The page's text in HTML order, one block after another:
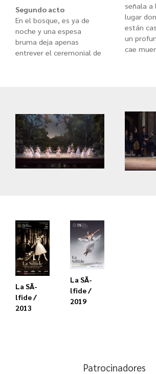
Segundo acto
En el bosque, es ya de
noche y una espesa
bruma deja apenas
entrever el ceremonial de
señala a
lugar
están
un
cae
La SÃ­
lfide /
2013
La SÃ­
lfide /
2019
Patrocinadores